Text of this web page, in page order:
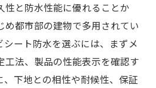
の耐久性を判断する注目ポ
出る塩ビシート防水の実力
性と防水性能に優れることか
め都市部の建物で多用されてい
シート防水を選ぶには、まずメ
工法、製品の性能表示を確認す
、下地との相性や耐候性、保証